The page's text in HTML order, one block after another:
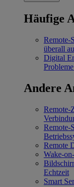
Häufige
Remote-
überall
Digital
Andere
Remote-
Remote-
Remote
Wake-
Echtzeit
Smart